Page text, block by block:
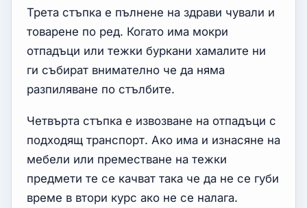
Трета стъпка е пълнене на здрави чували и
товарене по ред. Когато има мокри
отпадъци или тежки буркани хамалите ни
ги събират внимателно че да няма
разпиляване по стълбите.
Четвърта стъпка е извозване на отпадъци с
подходящ транспорт. Ако има и изнасяне на
мебели или преместване на тежки
предмети те се качват така че да не се губи
време в втори курс ако не се налага.